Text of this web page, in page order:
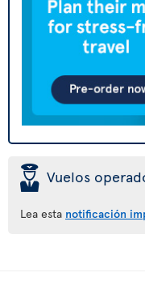
þ Vuelos
Lea esta notificación